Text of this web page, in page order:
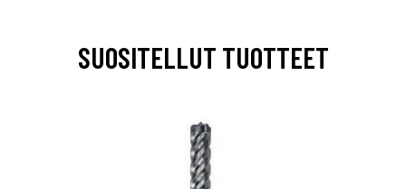
SUOSITELLUT TUOTTEET